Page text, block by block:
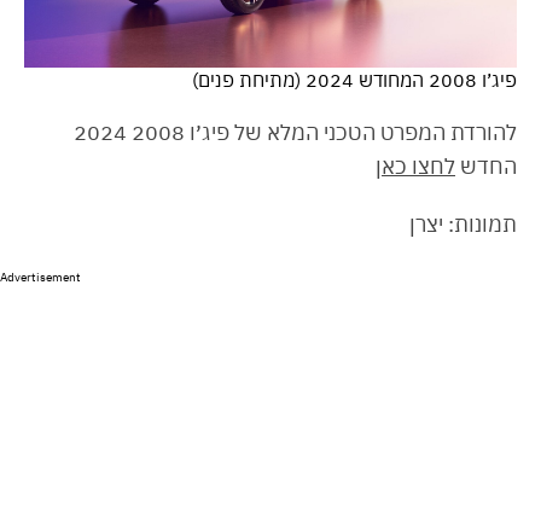
פיג׳ו 2008 המחודש 2024 (מתיחת פנים)
להורדת המפרט הטכני המלא של פיג׳ו 2008 2024
החדש לחצו כאן
תמונות: יצרן
Advertisement